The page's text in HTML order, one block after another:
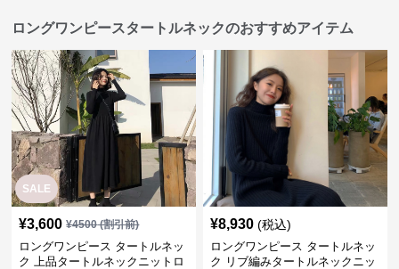
ロングワンピースタートルネックのおすすめアイテム
SALE
¥3,600 ¥4500(割引前)
ロングワンピース タートルネッ
ク 上品タートルネックニットロ
¥8,930 (税込)
ロングワンピース タートルネッ
ク リブ編みタートルネックニッ